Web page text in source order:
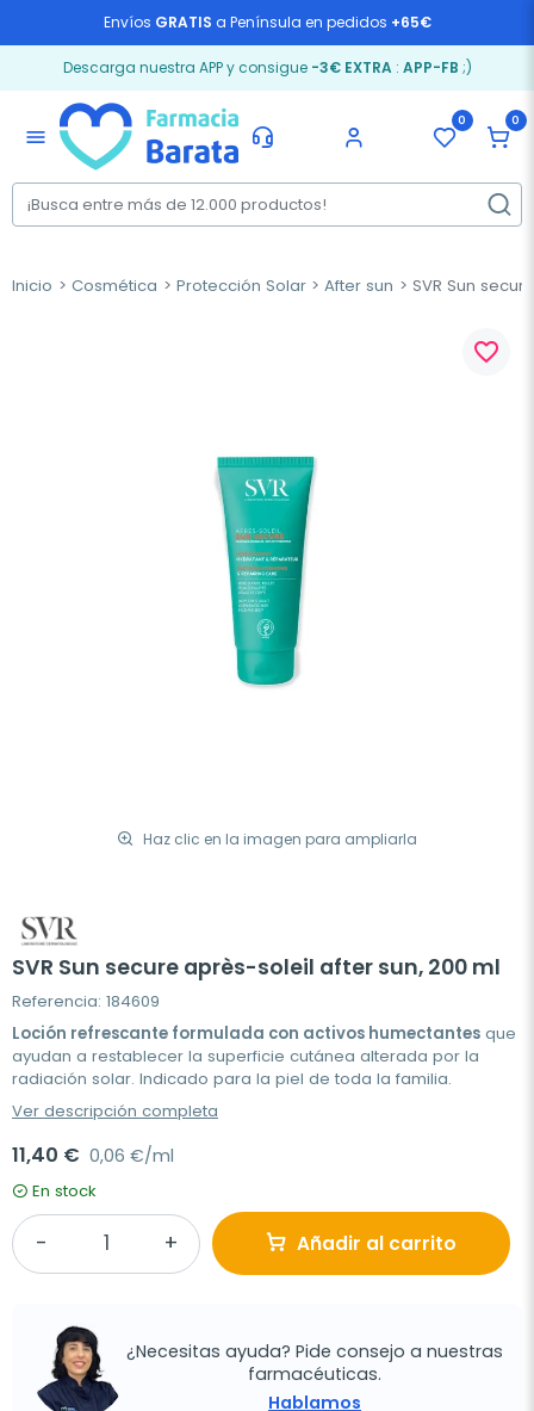
Envíos GRATIS a Península en pedidos +65€
Descarga nuestra APP y consigue -3€ EXTRA: APP-FB ;)
menu
0 0
Inicio Cosmética Protección Solar After sun SVR Sun
Haz clic en la imagen para ampliarla
favorite_border
SVR Sun secure après-soleil after sun, 200 ml
Referencia: 184609
Loción refrescante formulada con activos humectantes que
ayudan a restablecer la superficie cutánea alterada por la
radiación solar. Indicado para la piel de toda la familia.
Ver descripción completa
11,40 € 0,06 €/ml
En stock
Añadir al carrito
¿Necesitas ayuda? Pide consejo a nuestras
farmacéuticas.
Hablamos